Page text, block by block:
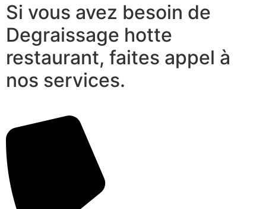
Si vous avez besoin de
Degraissage hotte
restaurant, faites appel à
nos services.